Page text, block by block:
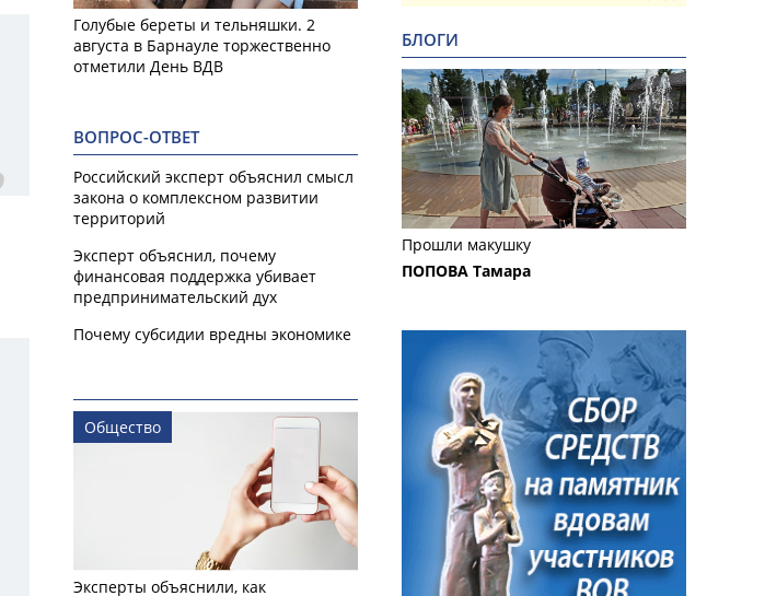
Голубые береты и тельняшки. 2
августа в Барнауле торжественно
отметили День ВДВ
ВОПРОС-ОТВЕТ
Российский эксперт объяснил смысл
закона о комплексном развитии
территорий
Эксперт объяснил, почему
финансовая поддержка убивает
предпринимательский дух
Почему субсидии вредны экономике
Общество
Эксперты объяснили, как
БЛОГИ
Прошли макушку
ПОПОВА Тамара